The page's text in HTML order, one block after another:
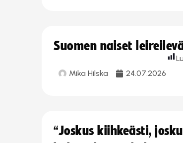
Suomen naiset
Mika Hilska 24.07.2026
“Joskus kiihkeästi,